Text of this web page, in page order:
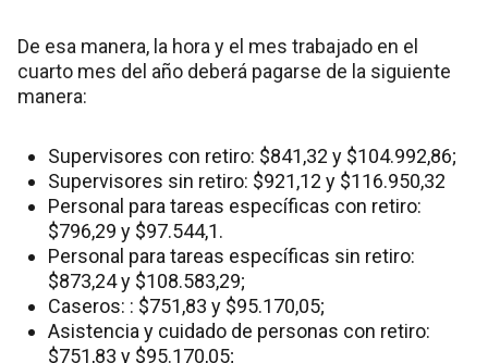
De esa manera, la hora y el mes trabajado en el
cuarto mes del año deberá pagarse de la siguiente
manera:
Supervisores con retiro: $841,32 y $104.992,86;
Supervisores sin retiro: $921,12 y $116.950,32
Personal para tareas específicas con retiro:
$796,29 y $97.544,1.
Personal para tareas específicas sin retiro:
$873,24 y $108.583,29;
Caseros: : $751,83 y $95.170,05;
Asistencia y cuidado de personas con retiro:
$751,83 y $95.170,05;